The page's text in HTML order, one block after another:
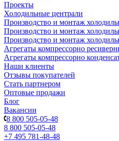
Проекты
Холодильные централи
Производство и монтаж
Производство и монтаж
Производство и монтаж
Агрегаты компрессорно
Агрегаты компрессорно
Наши клиенты
Отзывы покупателей
Стать партнером
Оптовые продажи
Блог
Вакансии
8 800 505-05-48
8 800 505-05-48
+7 495 781-48-48